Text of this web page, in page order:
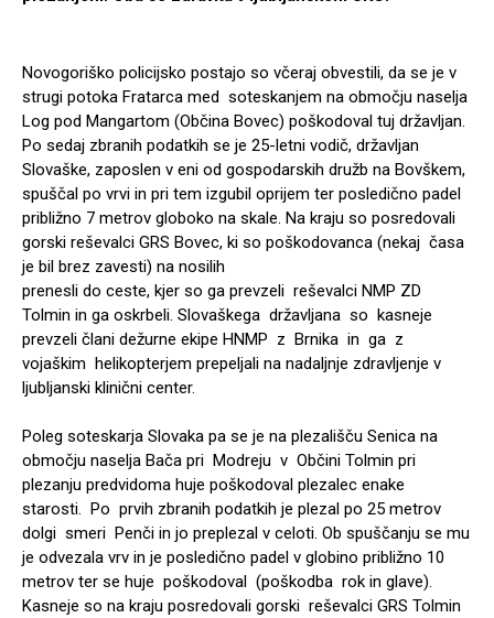
Novogoriško policijsko postajo so včeraj obvestili, da se je v
strugi potoka Fratarca med soteskanjem na območju naselja
Log pod Mangartom (Občina Bovec) poškodoval tuj državljan.
Po sedaj zbranih podatkih se je 25-letni vodič, državljan
Slovaške, zaposlen v eni od gospodarskih družb na Bovškem,
spuščal po vrvi in pri tem izgubil oprijem ter posledično padel
približno 7 metrov globoko na skale. Na kraju so posredovali
gorski reševalci GRS Bovec, ki so poškodovanca (nekaj časa
je bil brez zavesti) na nosilih
prenesli do ceste, kjer so ga prevzeli reševalci NMP ZD
Tolmin in ga oskrbeli. Slovaškega državljana so kasneje
prevzeli člani dežurne ekipe HNMP z Brnika in ga z
vojaškim helikopterjem prepeljali na nadaljnje zdravljenje v
ljubljanski klinični center.
Poleg soteskarja Slovaka pa se je na plezališču Senica na
območju naselja Bača pri Modreju v Občini Tolmin pri
plezanju predvidoma huje poškodoval plezalec enake
starosti. Po prvih zbranih podatkih je plezal po 25 metrov
dolgi smeri Penči in jo preplezal v celoti. Ob spuščanju se mu
je odvezala vrv in je posledično padel v globino približno 10
metrov ter se huje poškodoval (poškodba rok in glave).
Kasneje so na kraju posredovali gorski reševalci GRS Tolmin